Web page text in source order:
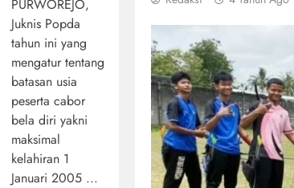
PURWOREJO,
Juknis Popda
tahun ini yang
mengatur tentang
batasan usia
peserta cabor
bela diri yakni
maksimal
kelahiran 1
Januari 2005 ...